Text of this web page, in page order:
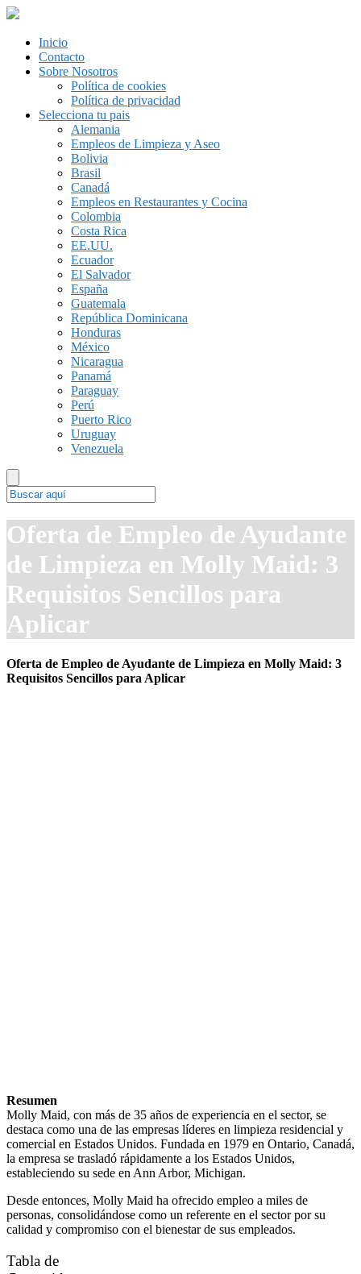
Inicio
Contacto
Sobre Nosotros
Política de cookies
Política de privacidad
Selecciona tu pais
Alemania
Empleos de Limpieza y Aseo
Bolivia
Brasil
Canadá
Empleos en Restaurantes y Cocina
Colombia
Costa Rica
EE.UU.
Ecuador
El Salvador
España
Guatemala
República Dominicana
Honduras
México
Nicaragua
Panamá
Paraguay
Perú
Puerto Rico
Uruguay
Venezuela
Oferta de Empleo de Ayudante
de Limpieza en Molly Maid: 3
Requisitos Sencillos para
Aplicar
Oferta de Empleo de Ayudante de Limpieza en Molly Maid: 3
Requisitos Sencillos para Aplicar
Resumen
Molly Maid, con más de 35 años de experiencia en el sector, se
destaca como una de las empresas líderes en limpieza residencial y
comercial en Estados Unidos. Fundada en 1979 en Ontario, Canadá,
la empresa se trasladó rápidamente a los Estados Unidos,
estableciendo su sede en Ann Arbor, Michigan.
Desde entonces, Molly Maid ha ofrecido empleo a miles de
personas, consolidándose como un referente en el sector por su
calidad y compromiso con el bienestar de sus empleados.
Tabla de